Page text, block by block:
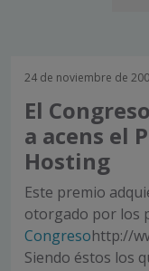
24 de noviembre de
El
a acens el
Hosting
Este premio
otorgado por los
Congresohttp://
Siendo éstos los